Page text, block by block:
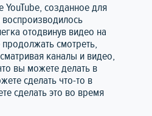
YouTube, созданное для
отодвинув видео на
смотреть,
каналы и видео,
вы можете делать в
сделать что-то в
сделать это во время